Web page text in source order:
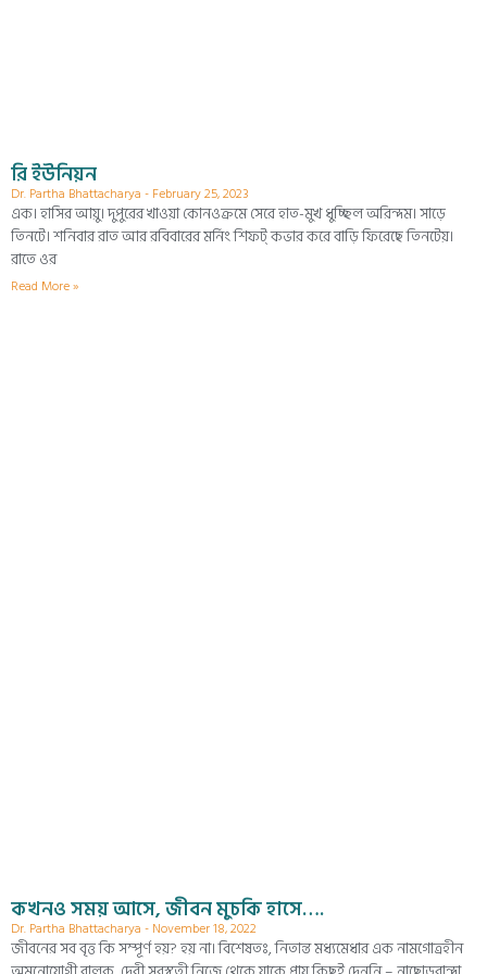
রি ইউনিয়ন
Dr. Partha Bhattacharya February 25, 2023
এক। হাসির আয়ু। দুপুরের খাওয়া কোনওক্রমে সেরে হাত-মুখ ধুচ্ছিল অরিন্দম। সাড়ে
তিনটে। শনিবার রাত আর রবিবারের মর্নিং শিফট্ কভার করে বাড়ি ফিরেছে তিনটেয়।
রাতে ওর
Read More »
কখনও সময় আসে, জীবন মুচকি হাসে….
Dr. Partha Bhattacharya November 18, 2022
জীবনের সব বৃত্ত কি সম্পূর্ণ হয়? হয় না। বিশেষতঃ, নিতান্ত মধ্যমেধার এক নামগোত্রহীন